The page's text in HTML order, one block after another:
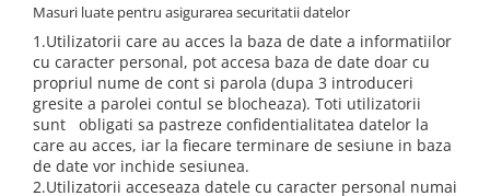
Masuri luate pentru asigurarea securitatii datelor
1.Utilizatorii care au acces la baza de date a informatiilor
cu caracter personal, pot accesa baza de date doar cu
propriul nume de cont si parola (dupa 3 introduceri
gresite a parolei contul se blocheaza). Toti utilizatorii
sunt obligati sa pastreze confidentialitatea datelor la
care au acces, iar la fiecare terminare de sesiune in baza
de date vor inchide sesiunea.
2.Utilizatorii acceseaza datele cu caracter personal numai